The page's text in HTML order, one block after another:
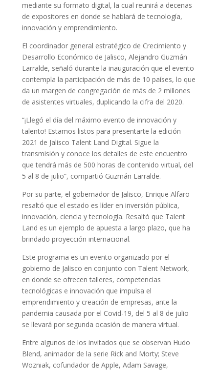
mediante su formato digital, la cual reunirá a decenas
de expositores en donde se hablará de tecnología,
innovación y emprendimiento.
El coordinador general estratégico de Crecimiento y
Desarrollo Económico de Jalisco, Alejandro Guzmán
Larralde, señaló durante la inauguración que el evento
contempla la participación de más de 10 países, lo que
da un margen de congregación de más de 2 millones
de asistentes virtuales, duplicando la cifra del 2020.
“¡Llegó el día del máximo evento de innovación y
talento! Estamos listos para presentarte la edición
2021 de Jalisco Talent Land Digital. Sigue la
transmisión y conoce los detalles de este encuentro
que tendrá más de 500 horas de contenido virtual, del
5 al 8 de julio”, compartió Guzmán Larralde.
Por su parte, el gobernador de Jalisco, Enrique Alfaro
resaltó que el estado es líder en inversión pública,
innovación, ciencia y tecnología. Resaltó que Talent
Land es un ejemplo de apuesta a largo plazo, que ha
brindado proyección internacional.
Este programa es un evento organizado por el
gobierno de Jalisco en conjunto con Talent Network,
en donde se ofrecen talleres, competencias
tecnológicas e innovación que impulsa el
emprendimiento y creación de empresas, ante la
pandemia causada por el Covid-19, del 5 al 8 de julio
se llevará por segunda ocasión de manera virtual.
Entre algunos de los invitados que se observan Hudo
Blend, animador de la serie Rick and Morty; Steve
Wozniak, cofundador de Apple, Adam Savage,